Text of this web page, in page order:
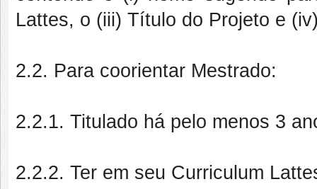
Lattes, o (iii) Título do Projeto e
2.2. Para coorientar Mestrado:
2.2.1. Titulado há pelo menos 3
2.2.2. Ter em seu Curriculum